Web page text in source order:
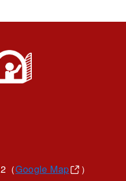
（Google Map ）